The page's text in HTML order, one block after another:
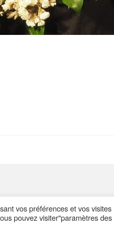
contact plan du site
vos préférences et vos visites
pouvez visiter"paramètres des